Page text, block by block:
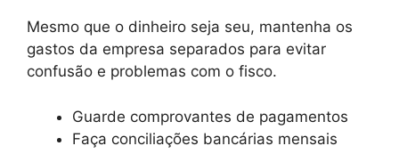
Mesmo que o dinheiro seja seu, mantenha os
gastos da empresa separados para evitar
confusão e problemas com o fisco.
Guarde comprovantes de pagamentos
Faça conciliações bancárias mensais